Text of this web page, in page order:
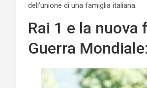
dell’unione di una famiglia italiana.
Rai 1 e la
Guerra